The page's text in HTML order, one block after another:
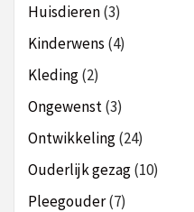
Huisdieren(3)
Kinderwens (4)
Kleding(2)
Ongewenst(3)
Ontwikkeling(24)
Ouderlijk gezag(10)
Pleegouder(7)